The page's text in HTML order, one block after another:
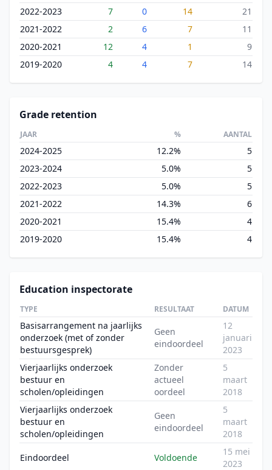
2022-2023
7 0 14
21
2021-2022
2 6 7
11
2020-2021
12 4 1
9
2019-2020
4 4 7 14
Grade retention
JAAR % AANTAL
2024-2025 12.2%
5
2023-2024
5.0%
5
2022-2023
5.0%
5
2021-2022
14.3%
6
2020-2021
15.4%
4
2019-2020
15.4% 4
Education inspectorate
TYPE RESULTAAT DATUM
Basisarrangement na jaarlijks
onderzoek (met of zonder
bestuursgesprek)
Geen
eindoordeel
12
januari
2023
Vierjaarlijks onderzoek
bestuur en
scholen/opleidingen
Zonder
actueel
oordeel
5
maart
2018
Vierjaarlijks onderzoek
bestuur en
scholen/opleidingen
Geen
eindoordeel
5
maart
2018
Eindoordeel Voldoende
15 mei
2023